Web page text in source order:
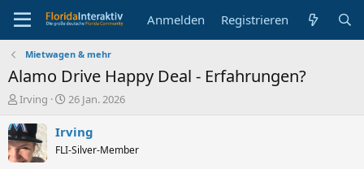
Anmelden Registrieren
Mietwagen & mehr
Alamo Drive Happy Deal - Erfahrungen?
E
s
t
e
Irving
E
s
e
26 Jan. 2026
Irving
FLI-Silver-Member